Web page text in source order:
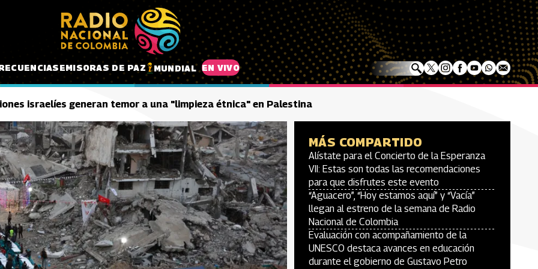
EMISORAS DE PAZ MUNDIAL EN VIVO
israelíes generan temor a una "limpieza étnica" en Palestina
MÁS COMPARTIDO
Alístate para el Concierto de la Esperanza
VII: Estas son todas las recomendaciones
para que disfrutes este evento
“Aguacero”, “Hoy estamos aquí” y “Vacía”
llegan al estreno de la semana de Radio
Nacional de Colombia
Evaluación con acompañamiento de la
UNESCO destaca avances en educación
durante el gobierno de Gustavo Petro